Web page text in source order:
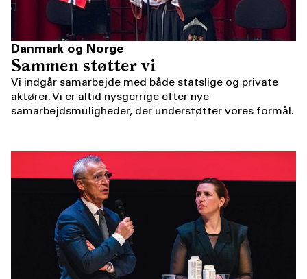
Danmark og Norge
Sammen støtter vi
Vi indgår samarbejde med både statslige og private
aktører. Vi er altid nysgerrige efter nye
samarbejdsmuligheder, der understøtter vores formål.